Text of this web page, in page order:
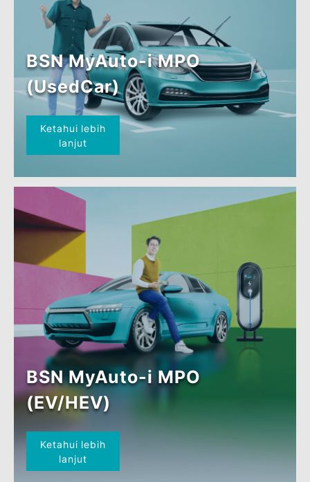
BSN Hartanah Komersial-i
Ketahui lebih
lanjut
PEMBIAYAAN KENDERAAN